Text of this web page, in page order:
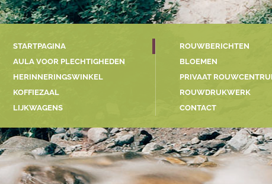
STARTPAGINA
ROUWBERICHTEN
AULA VOOR PLECHTIGHEDEN
BLOEMEN
HERINNERINGSWINKEL
PRIVAAT
KOFFIEZAAL
ROUWDRUKWERK
LIJKWAGENS
CONTACT